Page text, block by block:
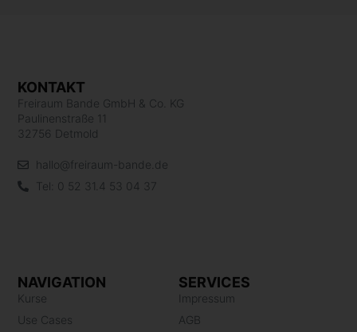
SERVICES
Impressum
AGB
NAVIGATION
Kurse
Use Cases
KONTAKT
Freiraum Bande GmbH & Co. KG
Paulinenstraße 11
32756 Detmold
hallo@freiraum-bande.de
Tel: 0 52 31.4 53 04 37